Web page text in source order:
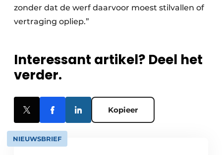
zonder dat de werf daarvoor moest stilvallen of
vertraging opliep.”
Interessant artikel? Deel het
verder.
Kopieer
NIEUWSBRIEF